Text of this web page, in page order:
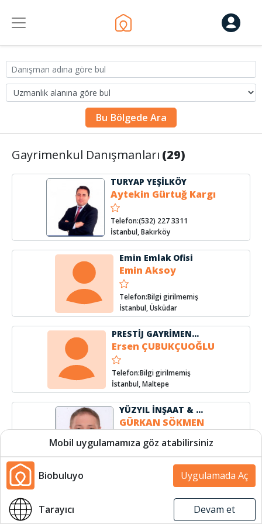
Bu Bölgede Ara
Harita
Gayrimenkul Danışmanları (29)
TURYAP YEŞİLKÖY
Aytekin Gürtuğ Kargı
Telefon:(532) 227 3311
İstanbul, Bakırköy
Emin Emlak Ofisi
Emin Aksoy
Telefon:Bilgi girilmemiş
İstanbul, Üsküdar
PRESTİJ GAYRİMENKUL VE DANIŞMANLIK
Ersen ÇUBUKÇUOĞLU
Telefon:Bilgi girilmemiş
İstanbul, Maltepe
YÜZYIL İNŞAAT & EMLAK
GÜRKAN SÖKMEN
Telefon:(531) 706 7653
İstanbul, Üsküdar
Halil İbrahim SUR
Mobil uygulamamıza göz atabilirsiniz
Biobuluyo Uygulamada Aç
Tarayıcı Devam et